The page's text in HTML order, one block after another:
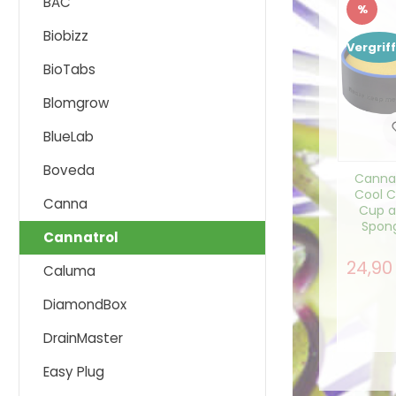
Biobizz
BioTabs
Blomgrow
BlueLab
Boveda
Canna
Cannatrol
Caluma
DiamondBox
DrainMaster
Easy Plug
%
Cool
Cup